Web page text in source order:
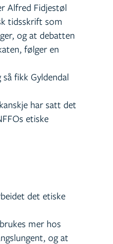
Alfred Fidjestøl
tidsskrift som
og at debatten
følger en
fikk Gyldendal
har satt det
etiske
det etiske
mer hos
og at